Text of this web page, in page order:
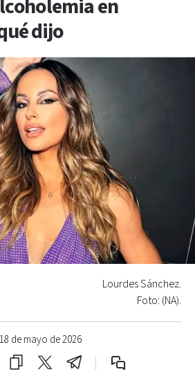
en
dijo
18 de mayo de 2026
Lourdes Sánchez.
Foto: (NA).